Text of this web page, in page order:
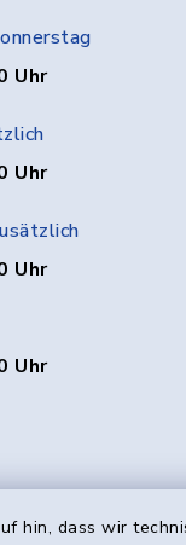
hin, dass wir
Uhr
Uhr
Uhr
Uhr